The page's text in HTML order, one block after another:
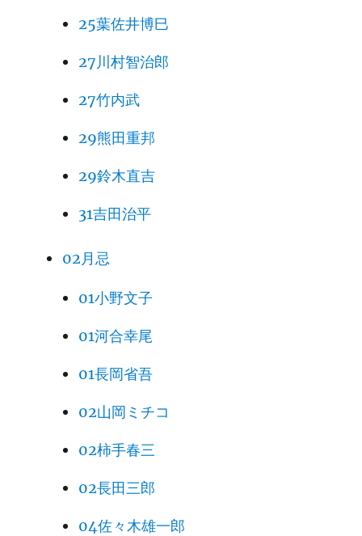
25葉佐井博巳
27川村智治郎
27竹内武
29熊田重邦
29鈴木直吉
31吉田治平
02月忌
01小野文子
01河合幸尾
01長岡省吾
02山岡ミチコ
02柿手春三
02長田三郎
04佐々木雄一郎